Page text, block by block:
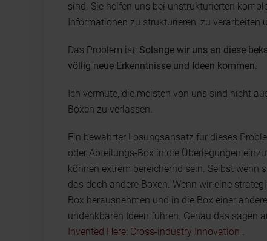
sind. Sie helfen uns bei unstrukturierten
Informationen zu strukturieren, zu verarbeiten
Das Problem ist: Solange wir uns an diese
völlig neue Erkenntnisse und Ideen kommen.
Ich vermute, die meisten von uns sind nicht
Boxen zu verlassen.
Ein bewährter Lösungsansatz für dieses
oder Abteilungs-Box in die Überlegungen
können extrem bereichernd sein. Selbst wenn
das doch andere Boxen. Wenn wir eine
Box herausnehmen und in die Box einer
undenkbaren Ideen führen. Genau das sagen
Invented Here: Cross-industry Innovation .